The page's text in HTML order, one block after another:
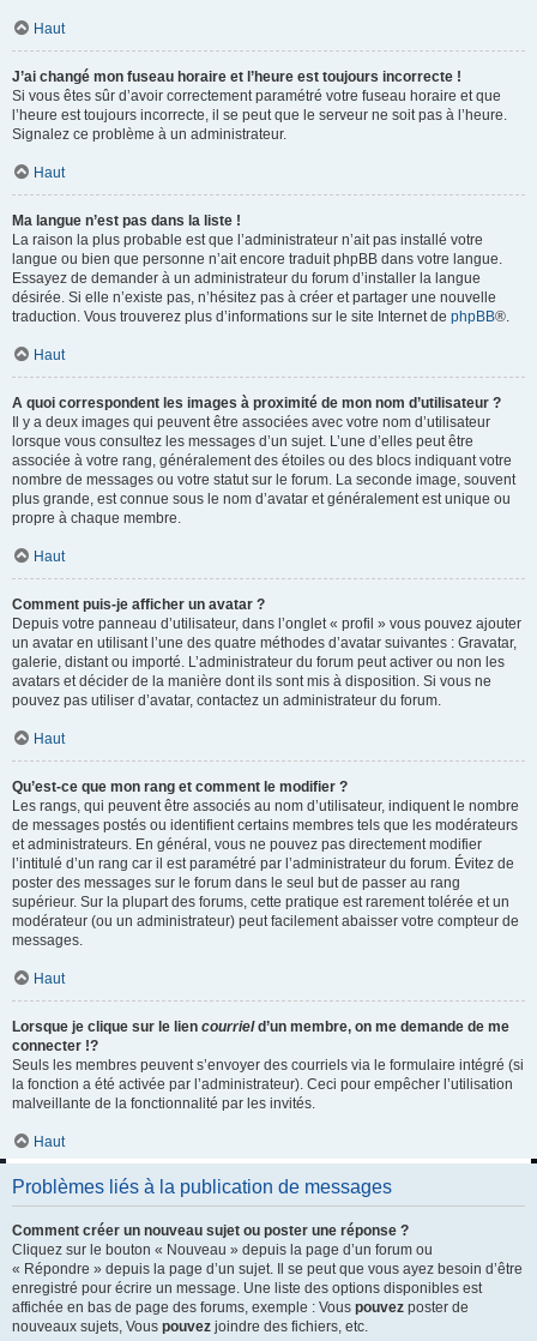
Haut
J’ai changé mon fuseau horaire et l’heure est toujours incorrecte !
Si vous êtes sûr d’avoir correctement paramétré votre fuseau horaire et que
l’heure est toujours incorrecte, il se peut que le serveur ne soit pas à l’heure.
Signalez ce problème à un administrateur.
Haut
Ma langue n’est pas dans la liste !
La raison la plus probable est que l’administrateur n’ait pas installé votre
langue ou bien que personne n’ait encore traduit phpBB dans votre langue.
Essayez de demander à un administrateur du forum d’installer la langue
désirée. Si elle n’existe pas, n’hésitez pas à créer et partager une nouvelle
traduction. Vous trouverez plus d’informations sur le site Internet de phpBB®.
Haut
A quoi correspondent les images à proximité de mon nom d’utilisateur ?
Il y a deux images qui peuvent être associées avec votre nom d’utilisateur
lorsque vous consultez les messages d’un sujet. L’une d’elles peut être
associée à votre rang, généralement des étoiles ou des blocs indiquant votre
nombre de messages ou votre statut sur le forum. La seconde image, souvent
plus grande, est connue sous le nom d’avatar et généralement est unique ou
propre à chaque membre.
Haut
Comment puis-je afficher un avatar ?
Depuis votre panneau d’utilisateur, dans l’onglet « profil » vous pouvez ajouter
un avatar en utilisant l’une des quatre méthodes d’avatar suivantes : Gravatar,
galerie, distant ou importé. L’administrateur du forum peut activer ou non les
avatars et décider de la manière dont ils sont mis à disposition. Si vous ne
pouvez pas utiliser d’avatar, contactez un administrateur du forum.
Haut
Qu’est-ce que mon rang et comment le modifier ?
Les rangs, qui peuvent être associés au nom d’utilisateur, indiquent le nombre
de messages postés ou identifient certains membres tels que les modérateurs
et administrateurs. En général, vous ne pouvez pas directement modifier
l’intitulé d’un rang car il est paramétré par l’administrateur du forum. Évitez de
poster des messages sur le forum dans le seul but de passer au rang
supérieur. Sur la plupart des forums, cette pratique est rarement tolérée et un
modérateur (ou un administrateur) peut facilement abaisser votre compteur de
messages.
Haut
Lorsque je clique sur le lien courrield’un membre, on me demande de me
connecter !?
Seuls les membres peuvent s’envoyer des courriels via le formulaire intégré (si
la fonction a été activée par l’administrateur). Ceci pour empêcher l’utilisation
malveillante de la fonctionnalité par les invités.
Haut
Problèmes liés à la publication de messages
Comment créer un nouveau sujet ou poster une réponse ?
Cliquez sur le bouton « Nouveau » depuis la page d’un forum ou
« Répondre » depuis la page d’un sujet. Il se peut que vous ayez besoin d’être
enregistré pour écrire un message. Une liste des options disponibles est
affichée en bas de page des forums, exemple : Vous pouvez poster de
nouveaux sujets, Vous pouvez joindre des fichiers, etc.